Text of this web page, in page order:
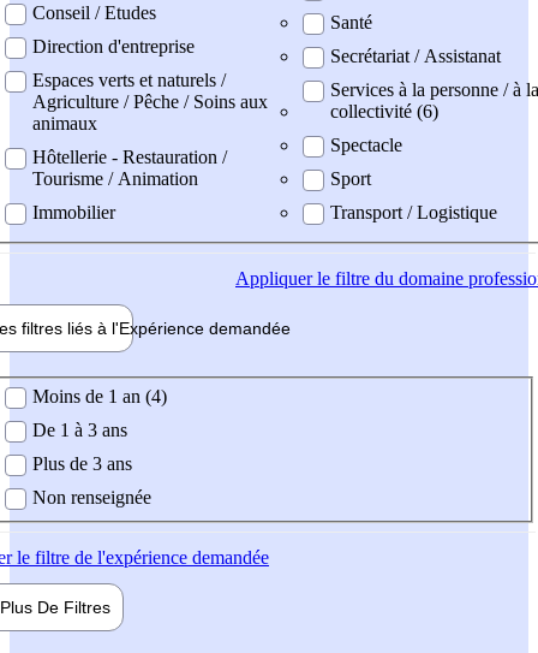
Conseil / Etudes
Direction d'entreprise
Espaces verts et naturels /
Agriculture / Pêche / Soins aux
animaux
Hôtellerie - Restauration /
Tourisme / Animation
Immobilier
Santé
Secrétariat / Assistanat
Services à la personne / à la
collectivité (6)
Spectacle
Sport
Transport / Logistique
Appliquerle filtre du domaine
filtres liés à l'Expérience demandée
demandée
Moins de 1 an (4)
De 1 à 3 ans
Plus de 3 ans
Non renseignée
le filtre de l'expérience demandée
Plus De Filtres